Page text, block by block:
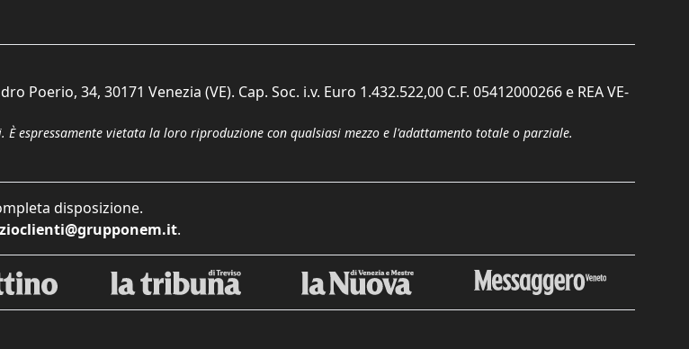
Poerio, 34, 30171 Venezia (VE). Cap. Soc. i.v. Euro 1.432.522,00 C.F. 05412000266 e REA VE-
espressamente vietata la loro riproduzione con qualsiasi mezzo e l'adattamento totale o parziale.
disposizione.
.